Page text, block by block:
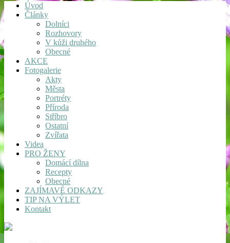
Úvod
Články
Dolníci
Rozhovory
V kůži druhého
Obecné
AKCE
Fotogalerie
Akty
Města
Portréty
Příroda
Stříbro
Ostatní
Zvířata
Videa
PRO ŽENY
Domácí dílna
Recepty
Obecné
ZAJÍMAVÉ ODKAZY
TIP NA VÝLET
Kontakt